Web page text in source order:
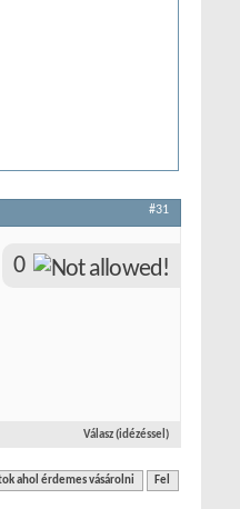
#31
0
Válasz (idézéssel)
ahol érdemes vásárolni Fel